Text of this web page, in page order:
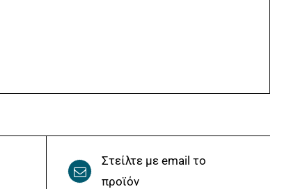
Στείλτε με email το
προϊόν